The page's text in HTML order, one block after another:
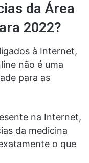
da Área
2022?
à Internet,
não é uma
para as
na Internet,
da medicina
o que